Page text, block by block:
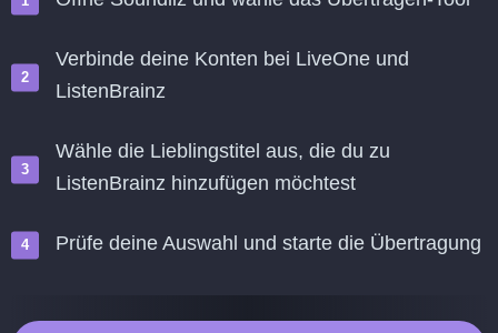
Verbinde deine Konten bei LiveOne und
ListenBrainz
Wähle die Lieblingstitel aus, die du zu
ListenBrainz hinzufügen möchtest
Prüfe deine Auswahl und starte die Übertragung